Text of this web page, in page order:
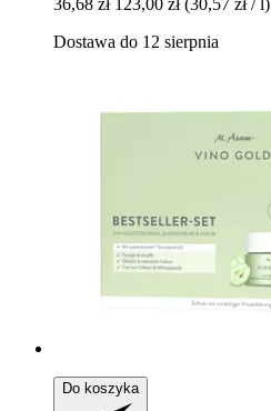
Dostawa do 12 sierpnia
Do koszyka